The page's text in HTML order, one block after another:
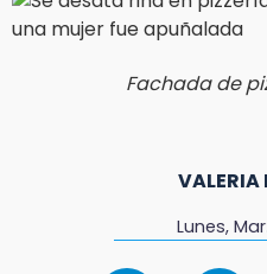
Fachada de
VALERIA
Lunes,